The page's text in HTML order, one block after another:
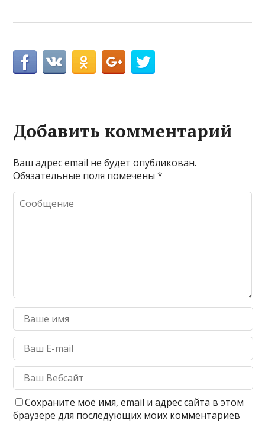
Добавить комментарий
Ваш адрес email не будет опубликован.
Обязательные поля помечены*
Сохраните моё имя, email и адрес сайта в этом
браузере для последующих моих комментариев